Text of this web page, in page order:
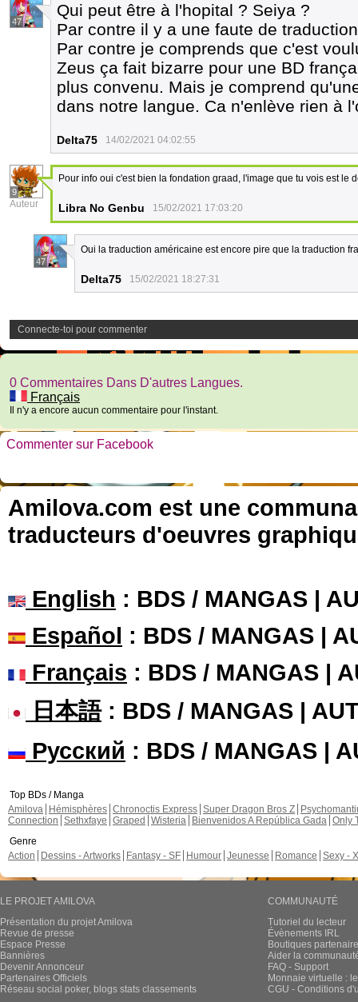
47
Qui peut être à l'hopital ? Seiya ?
Par contre il y a une faute de
Par contre je comprends que c'est
Zeus ça fait bizarre pour une BD
plus convenu. Mais je comprend
dans notre langue. Ca n'enlève rien à
Delta75 14/02/2021 04:02:55
9
Auteur
Pour info oui c'est bien la fondation graad, l'image que tu vois est
Libra No Genbu 15/02/2021 17:03:20
47
Oui la traduction américaine est encore pire que la traduction
Delta75 15/02/2021 18:27:31
Connecte-toi pour commenter
0 Commentaires Dans D'autres Langues.
Français
Il n'y a encore aucun commentaire pour l'instant.
Commenter sur Facebook
Amilova.com est une
traducteurs d'oeuvres
English : BDS / MANGAS |
Español : BDS / MANGAS |
Français : BDS / MANGAS |
日本語: BDS / MANGAS |
Русский : BDS / MANGAS |
Top BDs / Manga
Amilova
Hémisphères Chronoctis Express Super Dragon Bros Z
Connection Sethxfaye Graped Wisteria Bienvenidos A República Gada Only
Genre
Action
Dessins - Artworks Fantasy - SF Humour Jeunesse Romance Sexy -
LE PROJET AMILOVA
Présentation du projet Amilova
Revue de presse
Espace Presse
Bannières
Devenir Annonceur
Partenaires Officiels
Réseau social poker, blogs stats classements
COMMUNAUTÉ
Tutoriel du lecteur
Évènements IRL
Boutiques
Aider la
FAQ - Support
Monnaie virtuelle :
CGU - Conditions